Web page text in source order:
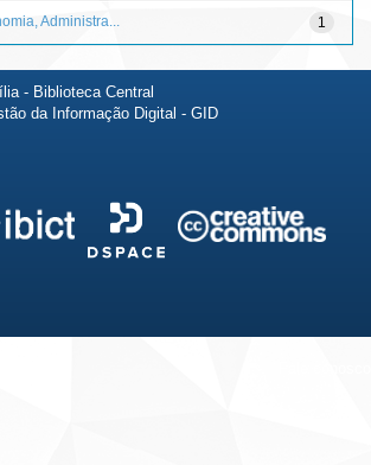
1
Administra...
- Biblioteca Central
da Informação Digital - GID